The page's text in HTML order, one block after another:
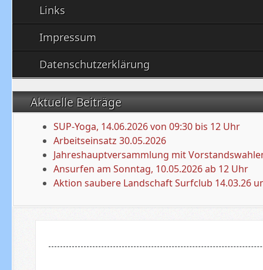
Links
Impressum
Datenschutzerklärung
Aktuelle Beiträge
SUP-Yoga, 14.06.2026 von 09:30 bis 12 Uhr
Arbeitseinsatz 30.05.2026
Jahreshauptversammlung mit
Ansurfen am Sonntag, 10.05.2026 ab 12 Uhr
Aktion saubere Landschaft Surfclub 14.03.26